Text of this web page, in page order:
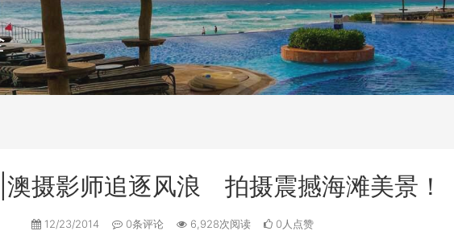
澳摄影师追逐风浪 拍摄震撼海滩美景！
12/23/2014 0条评论 6,928次阅读 0人点赞